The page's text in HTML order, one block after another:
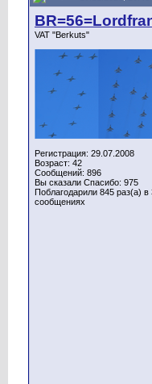
VAT "Berkuts"
Регистрация: 29.07.2008
Возраст: 42
Сообщений: 896
Вы сказали Спасибо: 975
Поблагодарили 845 раз(а) в
сообщениях